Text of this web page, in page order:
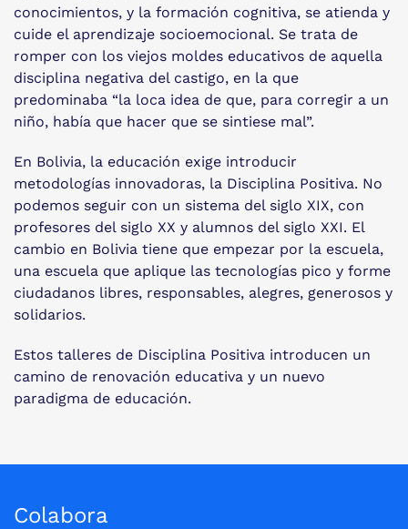
conocimientos, y la formación cognitiva, se atienda y
cuide el aprendizaje socioemocional. Se trata de
romper con los viejos moldes educativos de aquella
disciplina negativa del castigo, en la que
predominaba “la loca idea de que, para corregir a un
niño, había que hacer que se sintiese mal”.
En Bolivia, la educación exige introducir
metodologías innovadoras, la Disciplina Positiva. No
podemos seguir con un sistema del siglo XIX, con
profesores del siglo XX y alumnos del siglo XXI. El
cambio en Bolivia tiene que empezar por la escuela,
una escuela que aplique las tecnologías pico y forme
ciudadanos libres, responsables, alegres, generosos y
solidarios.
Estos talleres de Disciplina Positiva introducen un
camino de renovación educativa y un nuevo
paradigma de educación.
Colabora